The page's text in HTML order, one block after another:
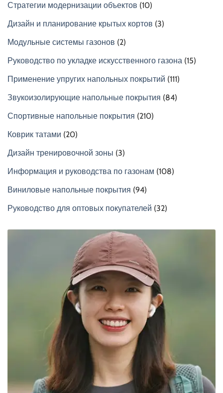
Стратегии модернизации объектов (10)
Дизайн и планирование крытых кортов (3)
Модульные системы газонов (2)
Руководство по укладке искусственного газона (15)
Применение упругих напольных покрытий (111)
Звукоизолирующие напольные покрытия (84)
Спортивные напольные покрытия (210)
Коврик татами (20)
Дизайн тренировочной зоны (3)
Информация и руководства по газонам (108)
Виниловые напольные покрытия (94)
Руководство для оптовых покупателей (32)